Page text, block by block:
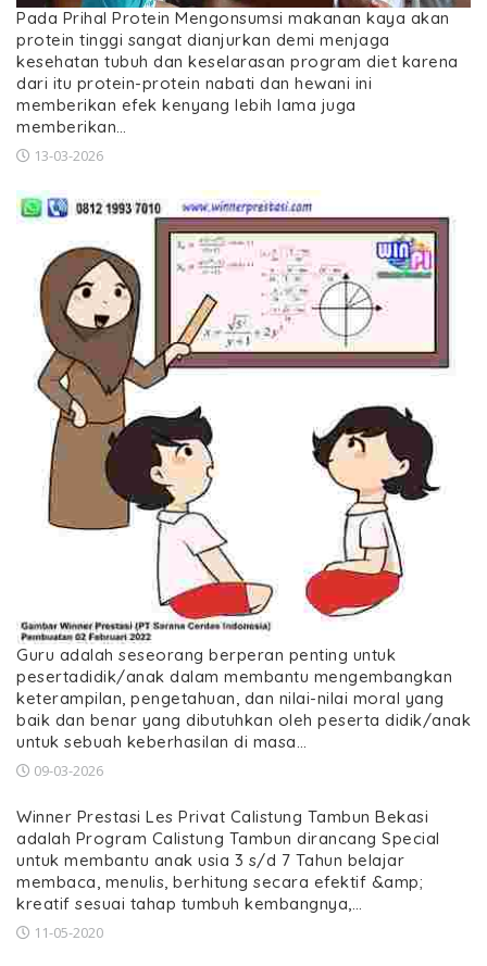
Pada Prihal Protein Mengonsumsi makanan kaya akan
protein tinggi sangat dianjurkan demi menjaga
kesehatan tubuh dan keselarasan program diet karena
dari itu protein-protein nabati dan hewani ini
memberikan efek kenyang lebih lama juga
memberikan…
13-03-2026
Guru adalah seseorang berperan penting untuk
pesertadidik/anak dalam membantu mengembangkan
keterampilan, pengetahuan, dan nilai-nilai moral yang
baik dan benar yang dibutuhkan oleh peserta didik/anak
untuk sebuah keberhasilan di masa…
09-03-2026
Winner Prestasi Les Privat Calistung Tambun Bekasi
adalah Program Calistung Tambun dirancang Special
untuk membantu anak usia 3 s/d 7 Tahun belajar
membaca, menulis, berhitung secara efektif &amp;
kreatif sesuai tahap tumbuh kembangnya,…
11-05-2020